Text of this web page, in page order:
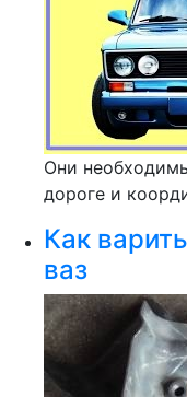
Они
дороге и
Как
ваз